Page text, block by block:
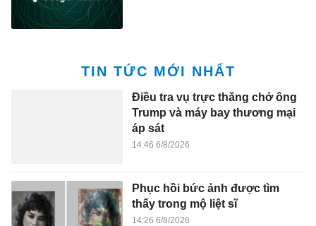
TIN TỨC MỚI NHẤT
Điều tra vụ trực thăng chở ông
Trump và máy bay thương mại
áp sát
14:46 6/8/2026
Phục hồi bức ảnh được tìm
thấy trong mộ liệt sĩ
14:26 6/8/2026